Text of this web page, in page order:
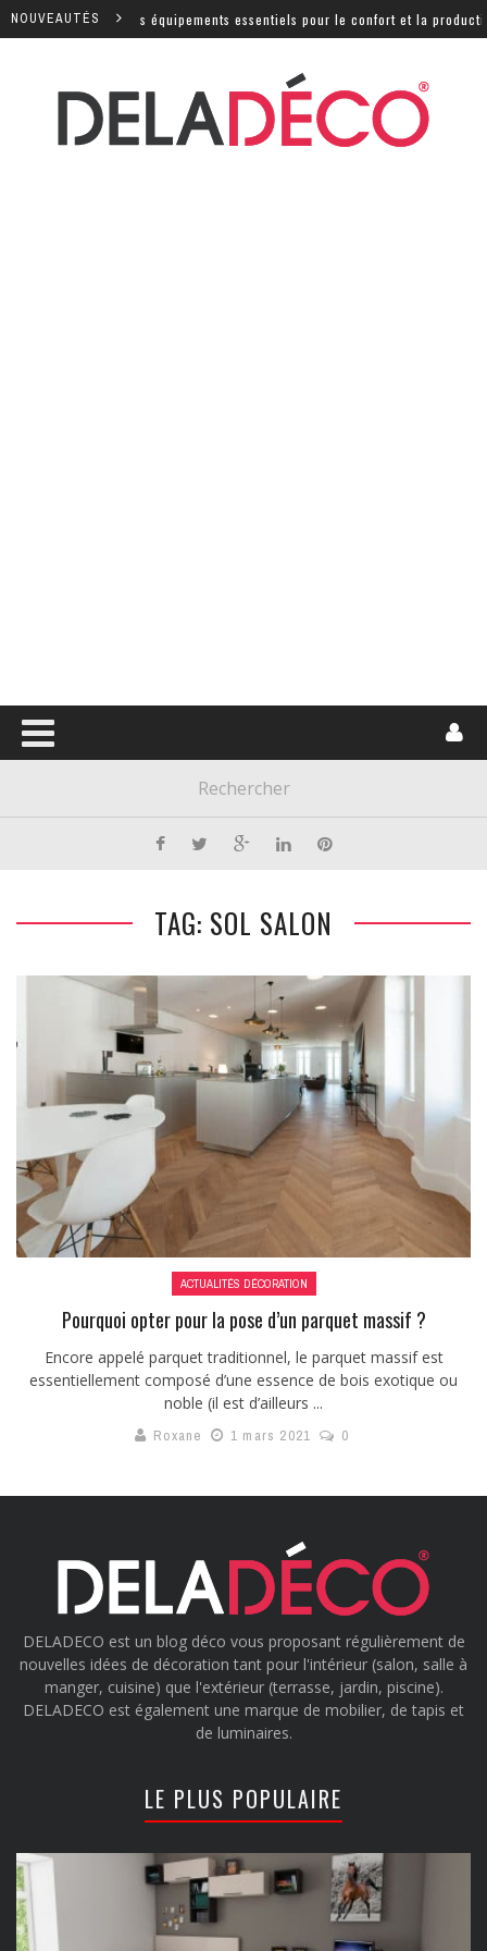
NOUVEAUTÉS
: quels sont les équipements essentiels pour le confort et la
TAG: SOL SALON
ACTUALITÉS DÉCORATION
Pourquoi opter pour la pose d’un parquet massif ?
Encore appelé parquet traditionnel, le parquet massif est
essentiellement composé d’une essence de bois exotique ou
noble (il est d’ailleurs ...
Roxane 1 mars 2021 0
DELADECO est un blog déco vous proposant régulièrement de
nouvelles idées de décoration tant pour l'intérieur (salon, salle à
manger, cuisine) que l'extérieur (terrasse, jardin, piscine).
DELADECO est également une marque de mobilier, de tapis et
de luminaires.
LE PLUS POPULAIRE